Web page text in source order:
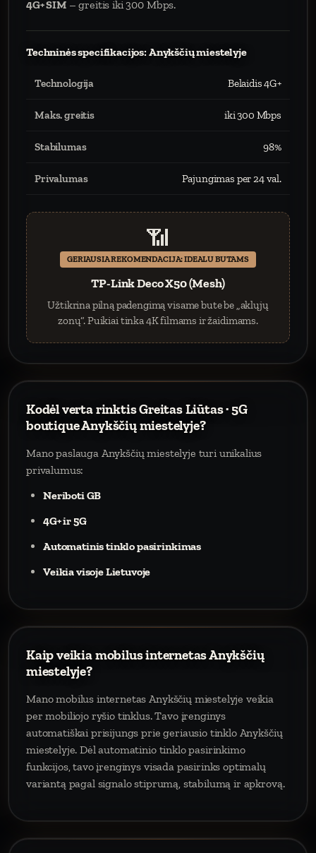
4G+ SIM– greitis iki 300 Mbps.
Techninės specifikacijos: Anykščių miestelyje
Technologija Belaidis 4G+
Maks. greitis iki 300 Mbps
Stabilumas 98%
Privalumas Pajungimas per 24 val.
📶
GERIAUSIA REKOMENDACIJA: IDEALU BUTAMS
TP-Link Deco X50 (Mesh)
Užtikrina pilną padengimą visame bute be „aklųjų
zonų“. Puikiai tinka 4K filmams ir žaidimams.
Kodėl verta rinktis Greitas Liūtas · 5G
boutique Anykščių miestelyje?
Mano paslauga Anykščių miestelyje turi unikalius
privalumus:
Neriboti GB
4G+ ir 5G
Automatinis tinklo pasirinkimas
Veikia visoje Lietuvoje
Kaip veikia mobilus internetas Anykščių
miestelyje?
Mano mobilus internetas Anykščių miestelyje veikia
per mobiliojo ryšio tinklus. Tavo įrenginys
automatiškai prisijungs prie geriausio tinklo Anykščių
miestelyje. Dėl automatinio tinklo pasirinkimo
funkcijos, tavo įrenginys visada pasirinks optimalų
variantą pagal signalo stiprumą, stabilumą ir apkrovą.